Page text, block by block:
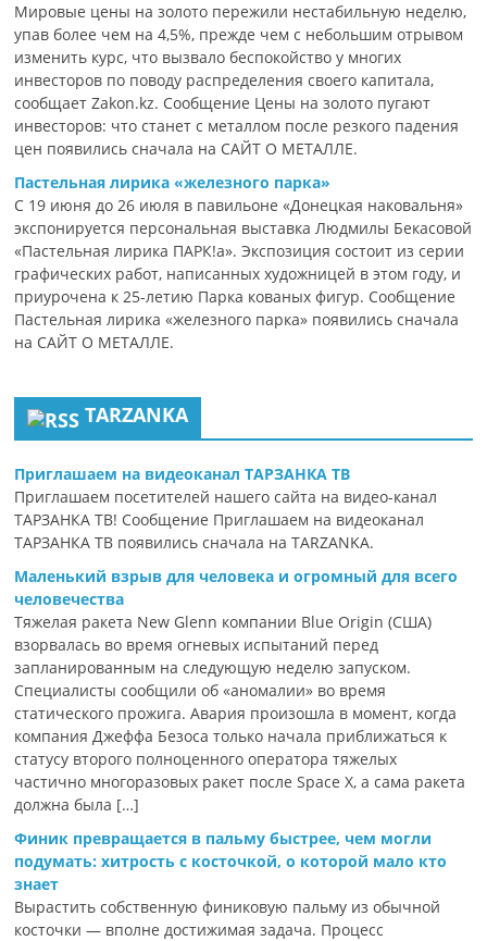
Мировые цены на золото пережили нестабильную неделю,
упав более чем на 4,5%, прежде чем с небольшим отрывом
изменить курс, что вызвало беспокойство у многих
инвесторов по поводу распределения своего капитала,
сообщает Zakon.kz. Сообщение Цены на золото пугают
инвесторов: что станет с металлом после резкого падения
цен появились сначала на САЙТ О МЕТАЛЛЕ.
Пастельная лирика «железного парка»
С 19 июня до 26 июля в павильоне «Донецкая наковальня»
экспонируется персональная выставка Людмилы Бекасовой
«Пастельная лирика ПАРК!а». Экспозиция состоит из серии
графических работ, написанных художницей в этом году, и
приурочена к 25-летию Парка кованых фигур. Сообщение
Пастельная лирика «железного парка» появились сначала
на САЙТ О МЕТАЛЛЕ.
TARZANKA
Приглашаем на видеоканал ТАРЗАНКА ТВ
Приглашаем посетителей нашего сайта на видео-канал
ТАРЗАНКА ТВ! Сообщение Приглашаем на видеоканал
ТАРЗАНКА ТВ появились сначала на TARZANKA.
Маленький взрыв для человека и огромный для всего
человечества
Тяжелая ракета New Glenn компании Blue Origin (США)
взорвалась во время огневых испытаний перед
запланированным на следующую неделю запуском.
Специалисты сообщили об «аномалии» во время
статического прожига. Авария произошла в момент, когда
компания Джеффа Безоса только начала приближаться к
статусу второго полноценного оператора тяжелых
частично многоразовых ракет после Space X, а сама ракета
должна была […]
Финик превращается в пальму быстрее, чем могли
подумать: хитрость с косточкой, о которой мало кто
знает
Вырастить собственную финиковую пальму из обычной
косточки — вполне достижимая задача. Процесс